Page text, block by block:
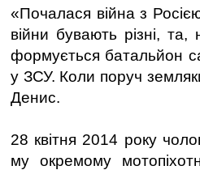
«Почалася війна з
війни бувають різні,
формується батальйон
у ЗСУ. Коли поруч
Денис.
28 квітня 2014 року
му окремому